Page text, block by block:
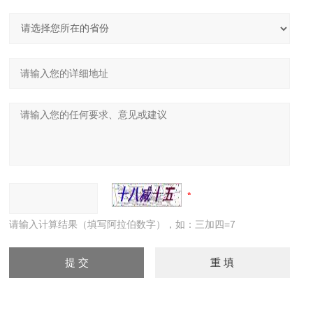
请输入计算结果（填写阿拉伯数字），如：三加四=7